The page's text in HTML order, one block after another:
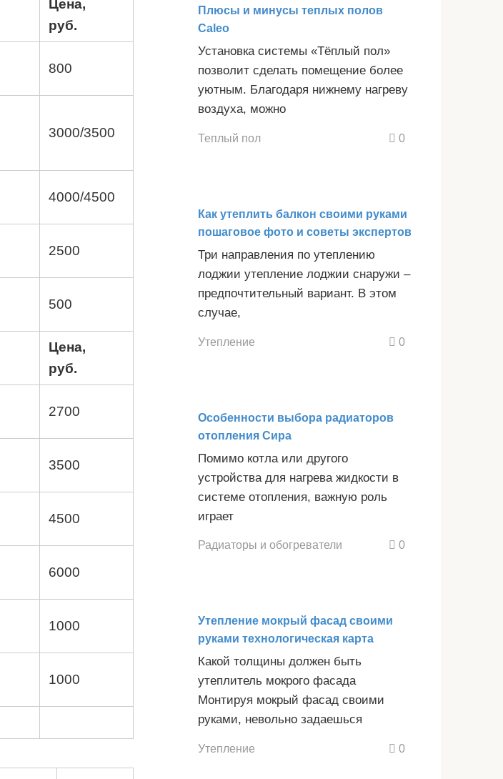
Цена,
руб.
800
3000/3500
4000/4500
2500
500
Цена,
руб.
2700
3500
4500
6000
1000
1000
Плюсы и минусы теплых полов
Caleo
Установка системы «Тёплый пол»
позволит сделать помещение более
уютным. Благодаря нижнему нагреву
воздуха, можно
Теплый пол 0
Как утеплить балкон своими руками
пошаговое фото и советы экспертов
Три направления по утеплению
лоджии утепление лоджии снаружи –
предпочтительный вариант. В этом
случае,
Утепление 0
Особенности выбора радиаторов
отопления Сира
Помимо котла или другого
устройства для нагрева жидкости в
системе отопления, важную роль
играет
Радиаторы и обогреватели 0
Утепление мокрый фасад своими
руками технологическая карта
Какой толщины должен быть
утеплитель мокрого фасада
Монтируя мокрый фасад своими
руками, невольно задаешься
Утепление 0